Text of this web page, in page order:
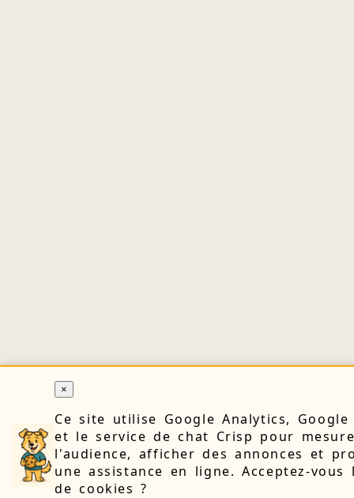
×
Ce site utilise Google Analytics, Google
et le service de chat Crisp pour
l'audience, afficher des annonces et
une assistance en ligne. Acceptez-vous
de cookies ?